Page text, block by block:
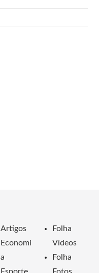
Artigos
Economi
a
Esporte
Folha
Vídeos
Folha
Fotos